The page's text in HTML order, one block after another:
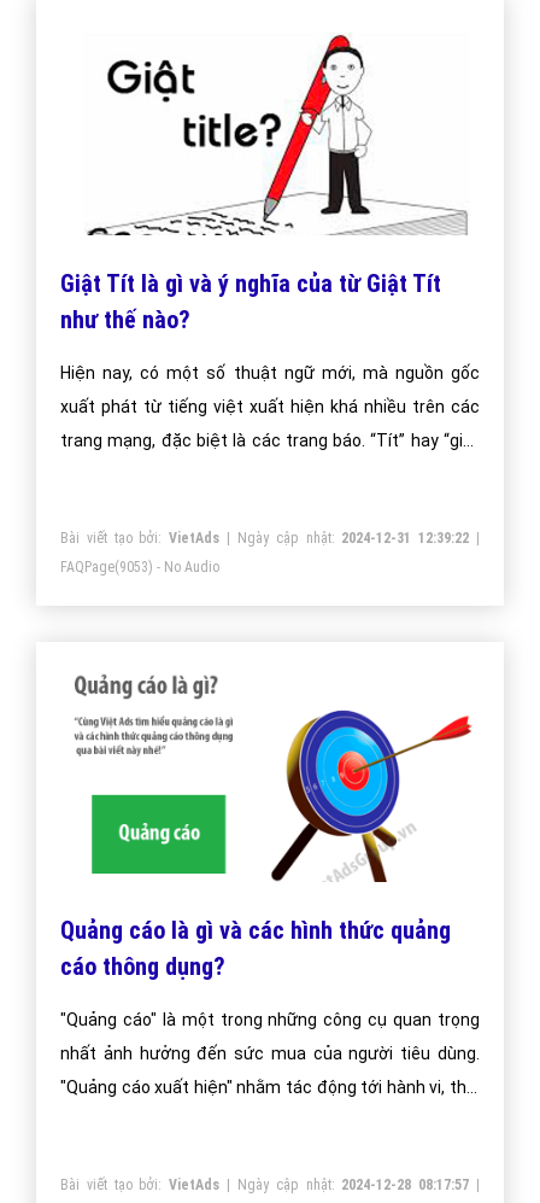
Giật Tít là gì và ý nghĩa của từ Giật Tít
như thế nào?
Hiện nay, có một số thuật ngữ mới, mà nguồn gốc
xuất phát từ tiếng việt xuất hiện khá nhiều trên các
trang mạng, đặc biệt là các trang báo. “Tít” hay “giật
này như thế nào?
Bài viết tạo bởi:VietAds | Ngày cập nhật: 2024-12-31 12:39:22
FAQPage(9053) - No Audio
Quảng cáo là gì và các hình thức quảng
cáo thông dụng?
"Quảng cáo" là một trong những công cụ quan trọng
nhất ảnh hưởng đến sức mua của người tiêu dùng.
"Quảng cáo xuất hiện" nhằm tác động tới hành vi, thói
cách thuyết phục về sản phẩm hay dịch vụ của người
Bài viết tạo bởi:VietAds | Ngày cập nhật: 2024-12-28 08:17:57